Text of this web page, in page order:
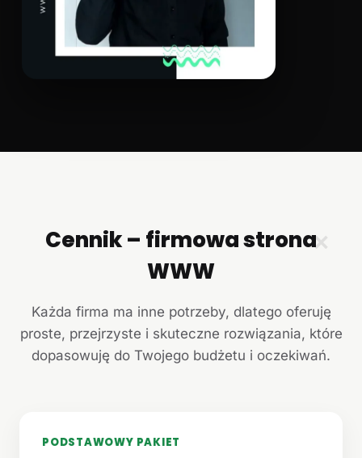
✕
Cennik – firmowa strona
WWW
Każda firma ma inne potrzeby, dlatego oferuję
proste, przejrzyste i skuteczne rozwiązania, które
dopasowuję do Twojego budżetu i oczekiwań.
PODSTAWOWY PAKIET